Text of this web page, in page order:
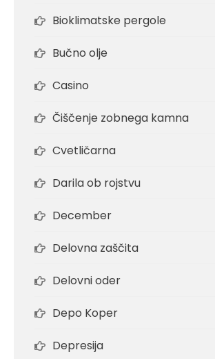
Bioklimatske pergole
Bučno olje
Casino
Čiščenje zobnega kamna
Cvetličarna
Darila ob rojstvu
December
Delovna zaščita
Delovni oder
Depo Koper
Depresija